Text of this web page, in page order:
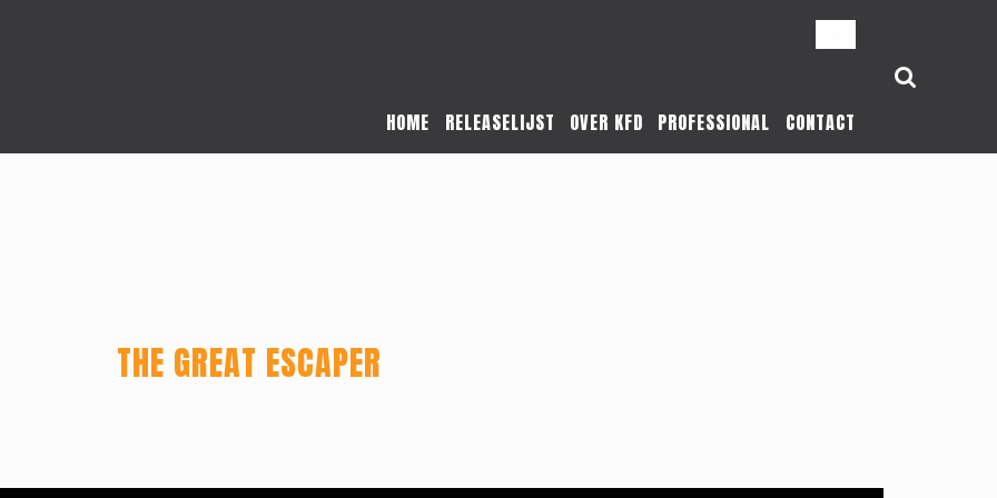
HOME RELEASELIJST OVER KFD PROFESSIONAL CONTACT
THE GREAT ESCAPER